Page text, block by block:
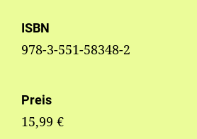
ISBN
978-3-551-58348-2
Preis
15,99 €